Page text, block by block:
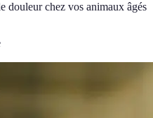
douleur chez vos animaux âgés